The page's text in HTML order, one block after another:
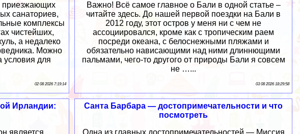
Важно! Всё самое главное о Бали в одной статье –
читайте здесь. До нашей первой поездки на Бали в
2012 году, этот остров у меня ни с чем не
ассоциировался, кроме как с тропическим раем
посреди океана, с белоснежными пляжами и
обязательно нависающими над ними длиннющими
пальмами, чего-то другого от природы Бали я совсем
не …...
03 08 2026 18:29:58
приезжающих
санаториев,
комплексы
чистейших,
а недалеко
Можно
условия для
02 08 2026 7:19:14
Санта Барбара — достопримечательности и что
посмотреть
Ирландии: